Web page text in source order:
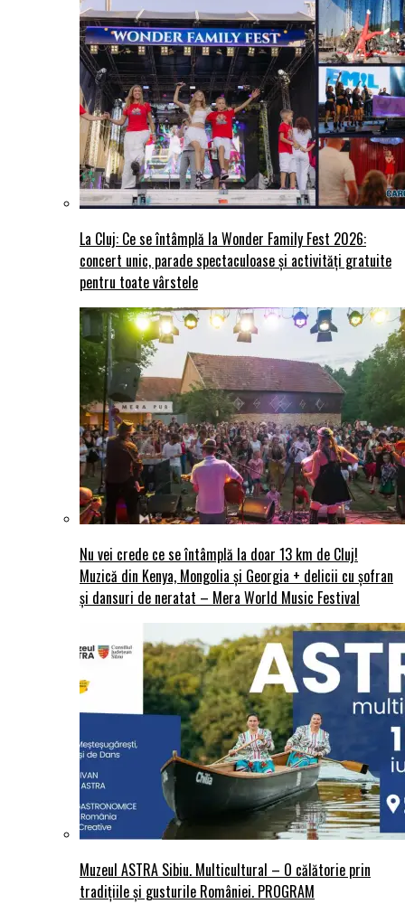
La Cluj: Ce se întâmplă la Wonder Family Fest 2026:
concert unic, parade spectaculoase și activități gratuite
pentru toate vârstele
Nu vei crede ce se întâmplă la doar 13 km de Cluj!
Muzică din Kenya, Mongolia și Georgia + delicii cu șofran
și dansuri de neratat – Mera World Music Festival
Muzeul ASTRA Sibiu. Multicultural – O călătorie prin
tradițiile și gusturile României. PROGRAM